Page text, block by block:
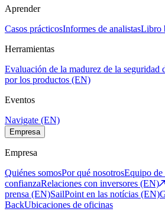
Aprender
Casos prácticosInformes de analistasLibro
Herramientas
Evaluación de la madurez de la seguridad
por los productos (EN)
Eventos
Navigate (EN)
Empresa
Empresa
Quiénes somosPor qué nosotrosEquipo de
confianzaRelaciones con inversores (EN)
prensa (EN)SailPoint en las notícias (EN)
BackUbicaciones de oficinas